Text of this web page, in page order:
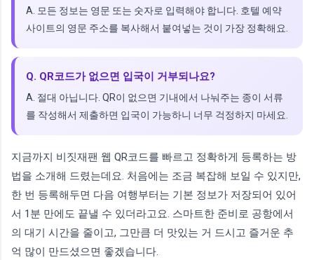
A. 모든 정보는 영문 또는 숫자로 입력해야 합니다. 호텔 예약
사이트의 영문 주소를 복사해서 붙여넣는 것이 가장 정확해요.
Q. QR코드가 없으면 입국이 거부되나요?
A. 절대 아닙니다. QR이 없으면 기내에서 나눠주는 종이 서류
를 작성해서 제출하면 입국이 가능하니 너무 걱정하지 마세요.
지금까지 비짓재팬 웹 QR코드를 빠르고 정확하게 등록하는 방
법을 소개해 드렸는데요. 처음에는 조금 복잡해 보일 수 있지만,
한 번 등록해두면 다음 여행부터는 기본 정보가 저장되어 있어
서 1분 만에도 끝낼 수 있더라고요. 스마트한 준비로 공항에서
의 대기 시간을 줄이고, 그만큼 더 맛있는 거 드시고 즐거운 추
억 많이 만드셨으면 좋겠습니다.